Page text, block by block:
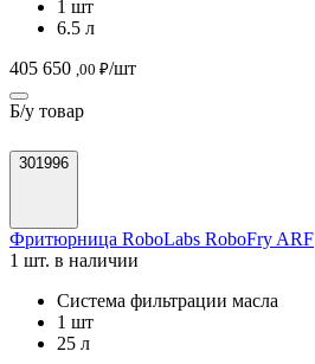
1 шт
6.5 л
405 650 ,00 ₽/шт
Б/у товар
301996
Фритюрница RoboLabs RoboFry ARF
1 шт. в наличии
Система фильтрации масла
1 шт
25 л